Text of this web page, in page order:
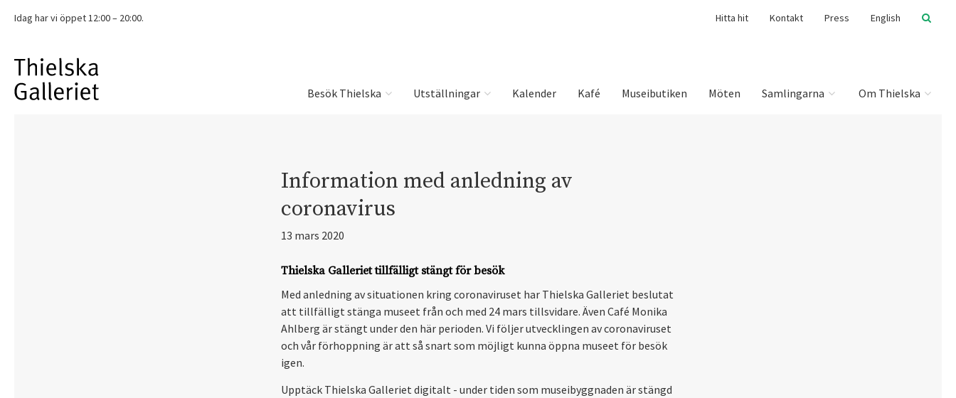
Idag har vi öppet 12:00 – 20:00. Hitta hit Kontakt Press English
Besök Thielska Utställningar Kalender Kafé Museibutiken Möten Samlingarna Om Thielska
Information med anledning av
coronavirus
13 mars 2020
Thielska Galleriet tillfälligt stängt för besök
Med anledning av situationen kring coronaviruset har Thielska Galleriet beslutat
att tillfälligt stänga museet från och med 24 mars tillsvidare. Även Café Monika
Ahlberg är stängt under den här perioden. Vi följer utvecklingen av coronaviruset
och vår förhoppning är att så snart som möjligt kunna öppna museet för besök
igen.
Upptäck Thielska Galleriet digitalt - under tiden som museibyggnaden är stängd